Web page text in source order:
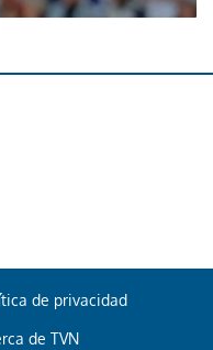
de privacidad
de TVN